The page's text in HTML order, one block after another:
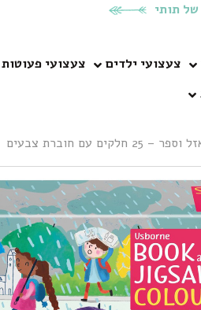
תותי
צעצועי ילדים צעצועי פעוטות
– 25 חלקים עם חוברת צבעים